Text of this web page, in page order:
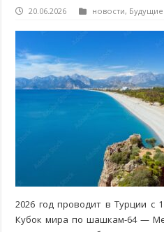
20.06.2026 новости,
2026 год проводит в Турции с
Кубок мира по шашкам-64 —